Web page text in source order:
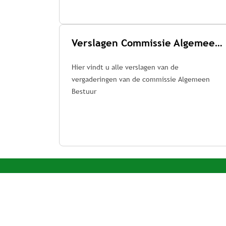
Verslagen Commissie Algemeen Bestuur
Hier vindt u alle verslagen van de
vergaderingen van de commissie Algemeen
Bestuur